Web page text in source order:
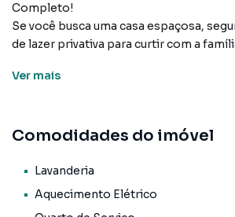
Completo!
Se você busca uma casa espaçosa,
de lazer privativa para curtir com a
tranquilo na Rodovia Prefeito João
Distribuição dos 6 Quartos:
1º Pavimento: Sala muito ampla para
ambientes, cozinha funcional, banheiro
Ver mais
Comodidades do imóvel
Lavanderia
Aquecimento Elétrico